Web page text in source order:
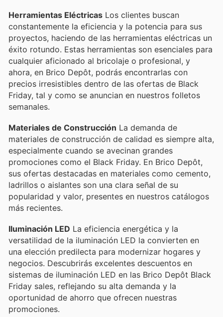
Herramientas Eléctricas Los clientes buscan
constantemente la eficiencia y la potencia para sus
proyectos, haciendo de las herramientas eléctricas un
éxito rotundo. Estas herramientas son esenciales para
cualquier aficionado al bricolaje o profesional, y
ahora, en Brico Depôt, podrás encontrarlas con
precios irresistibles dentro de las ofertas de Black
Friday, tal y como se anuncian en nuestros folletos
semanales.
Materiales de Construcción La demanda de
materiales de construcción de calidad es siempre alta,
especialmente cuando se avecinan grandes
promociones como el Black Friday. En Brico Depôt,
sus ofertas destacadas en materiales como cemento,
ladrillos o aislantes son una clara señal de su
popularidad y valor, presentes en nuestros catálogos
más recientes.
Iluminación LED La eficiencia energética y la
versatilidad de la iluminación LED la convierten en
una elección predilecta para modernizar hogares y
negocios. Descubrirás excelentes descuentos en
sistemas de iluminación LED en las Brico Depôt Black
Friday sales, reflejando su alta demanda y la
oportunidad de ahorro que ofrecen nuestras
promociones.